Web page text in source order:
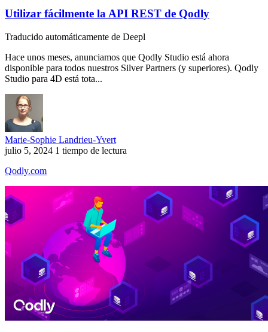
Utilizar fácilmente la API REST de Qodly
Traducido automáticamente de Deepl
Hace unos meses, anunciamos que Qodly Studio está ahora
disponible para todos nuestros Silver Partners (y superiores). Qodly
Studio para 4D está tota...
Marie-Sophie Landrieu-Yvert
julio 5, 2024 1 tiempo de lectura
Qodly.com